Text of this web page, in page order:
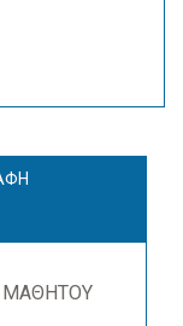
ΜΑΘΗΤΟΥ